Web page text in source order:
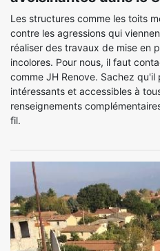
Les structures comme les toits
contre les agressions qui
réaliser des travaux de mise en
incolores. Pour nous, il faut
comme JH Renove. Sachez
intéressants et accessibles à
renseignements
fil.